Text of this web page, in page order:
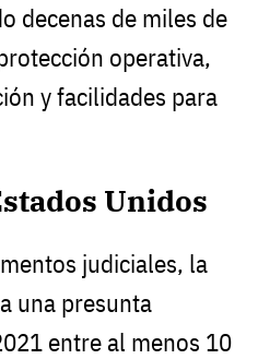
decenas de miles de
operativa,
y facilidades para
Unidos
judiciales, la
una presunta
entre al menos 10